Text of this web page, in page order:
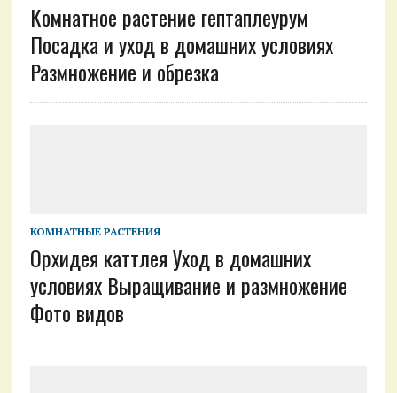
Комнатное растение гептаплеурум
Посадка и уход в домашних условиях
Размножение и обрезка
КОМНАТНЫЕ РАСТЕНИЯ
Орхидея каттлея Уход в домашних
условиях Выращивание и размножение
Фото видов